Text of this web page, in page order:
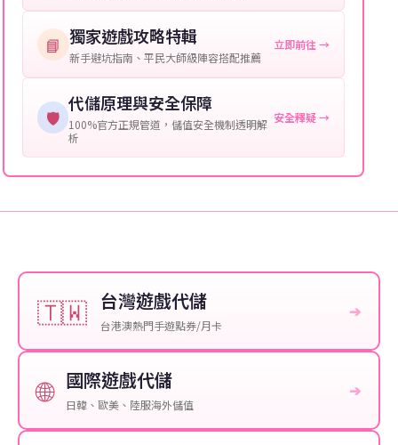
保您盡享遊戲樂趣！
📘 獨家遊戲攻略特輯
新手避坑指南、平民大師級陣容搭配推薦
立即前往 →
🛡️
代儲原理與安全保障
100%官方正規管道，儲值安全機制透明解
析
安全釋疑 →
🇹🇼 台灣遊戲代儲
台港澳熱門手遊點券/月卡
➔
🌐 國際遊戲代儲
日韓、歐美、陸服海外儲值
➔